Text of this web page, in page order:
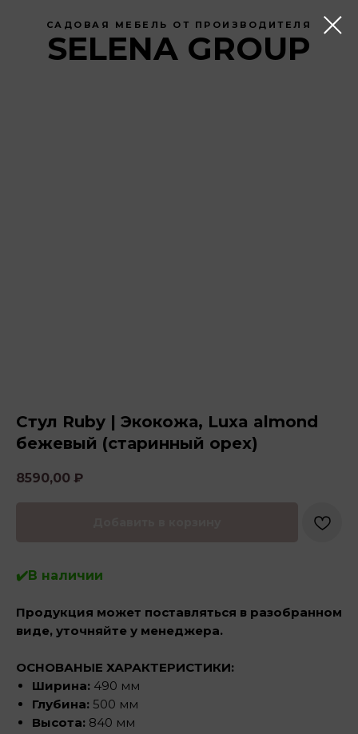
САДОВАЯ МЕБЕЛЬ ОТ ПРОИЗВОДИТЕЛЯ
SELENA GROUP
Стул Ruby | Экокожа, Luxa almond
бежевый (старинный орех)
8590,00 ₽
✔️В наличии
Продукция может поставляться в разобранном
виде, уточняйте у менеджера.
ОСНОВАНЫЕ ХАРАКТЕРИСТИКИ:
Ширина: 490 мм
Глубина: 500 мм
Высота: 840 мм